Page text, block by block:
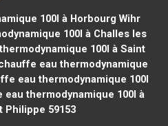
100l à Horbourg Wihr
100l à Challes les
100l à Saint
eau thermodynamique
eau thermodynamique 100l
thermodynamique 100l à
Philippe 59153